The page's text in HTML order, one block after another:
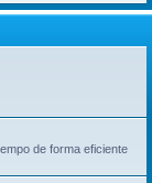
de forma eficiente